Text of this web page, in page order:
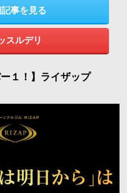
事を見る
スルデリ
ー１！】ライザップ